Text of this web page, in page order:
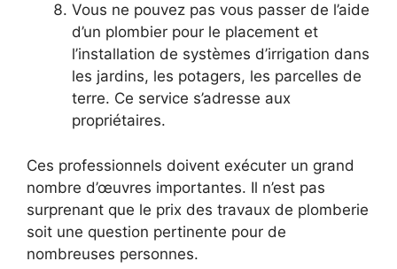
Vous ne pouvez pas vous passer de l’aide
d’un plombier pour le placement et
l’installation de systèmes d’irrigation dans
les jardins, les potagers, les parcelles de
terre. Ce service s’adresse aux
propriétaires.
Ces professionnels doivent exécuter un grand
nombre d’œuvres importantes. Il n’est pas
surprenant que le prix des travaux de plomberie
soit une question pertinente pour de
nombreuses personnes.